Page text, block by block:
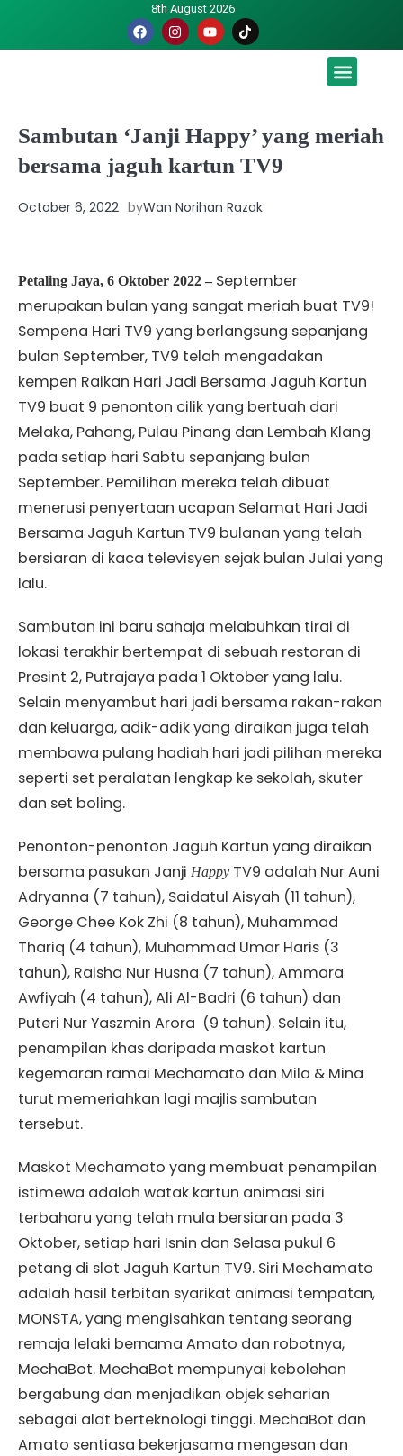
8th August 2026
Sambutan ‘Janji Happy’ yang meriah
bersama jaguh kartun TV9
October 6, 2022 byWan Norihan Razak
Petaling Jaya, 6 Oktober 2022 – September
merupakan bulan yang sangat meriah buat TV9!
Sempena Hari TV9 yang berlangsung sepanjang
bulan September, TV9 telah mengadakan
kempen Raikan Hari Jadi Bersama Jaguh Kartun
TV9 buat 9 penonton cilik yang bertuah dari
Melaka, Pahang, Pulau Pinang dan Lembah Klang
pada setiap hari Sabtu sepanjang bulan
September. Pemilihan mereka telah dibuat
menerusi penyertaan ucapan Selamat Hari Jadi
Bersama Jaguh Kartun TV9 bulanan yang telah
bersiaran di kaca televisyen sejak bulan Julai yang
lalu.
Sambutan ini baru sahaja melabuhkan tirai di
lokasi terakhir bertempat di sebuah restoran di
Presint 2, Putrajaya pada 1 Oktober yang lalu.
Selain menyambut hari jadi bersama rakan-rakan
dan keluarga, adik-adik yang diraikan juga telah
membawa pulang hadiah hari jadi pilihan mereka
seperti set peralatan lengkap ke sekolah, skuter
dan set boling.
Penonton-penonton Jaguh Kartun yang diraikan
bersama pasukan Janji Happy TV9 adalah Nur Auni
Adryanna (7 tahun), Saidatul Aisyah (11 tahun),
George Chee Kok Zhi (8 tahun), Muhammad
Thariq (4 tahun), Muhammad Umar Haris (3
tahun), Raisha Nur Husna (7 tahun), Ammara
Awfiyah (4 tahun), Ali Al-Badri (6 tahun) dan
Puteri Nur Yaszmin Arora (9 tahun). Selain itu,
penampilan khas daripada maskot kartun
kegemaran ramai Mechamato dan Mila & Mina
turut memeriahkan lagi majlis sambutan
tersebut.
Maskot Mechamato yang membuat penampilan
istimewa adalah watak kartun animasi siri
terbaharu yang telah mula bersiaran pada 3
Oktober, setiap hari Isnin dan Selasa pukul 6
petang di slot Jaguh Kartun TV9. Siri Mechamato
adalah hasil terbitan syarikat animasi tempatan,
MONSTA, yang mengisahkan tentang seorang
remaja lelaki bernama Amato dan robotnya,
MechaBot. MechaBot mempunyai kebolehan
bergabung dan menjadikan objek seharian
sebagai alat berteknologi tinggi. MechaBot dan
Amato sentiasa bekerjasama mengesan dan